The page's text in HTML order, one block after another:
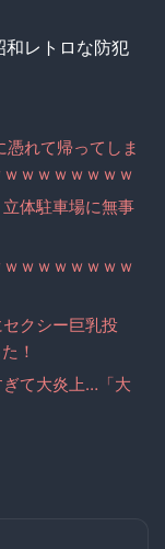
和レトロな防犯
憑れて帰ってしま
ｗｗｗｗｗｗｗ
立体駐車場に無事
ｗｗｗｗｗｗｗ
セクシー巨乳投
！
ぎて大炎上…「大